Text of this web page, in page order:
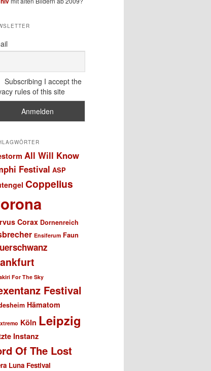
Subscribing I accept the
rules of this site
All Will Know
Festival ASP
Coppelius
Corax Dornenreich
Ensiferum Faun
For The Sky
Festival
Hämatom
Köln Leipzig
Instanz
Of The Lost
Luna Festival